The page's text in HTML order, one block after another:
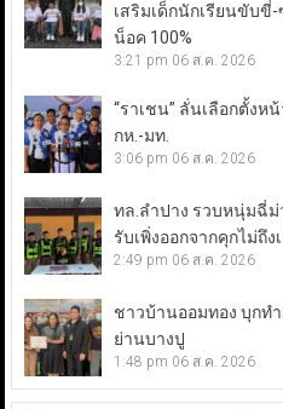
เสริมเด็กนักเรียนขับขี่
น็อค 100%
3:21 pm 06 ส.ค. 2026
“ราเชน” ลั่นเลือกตั้งห
กห.-มท.
3:06 pm 06 ส.ค. 2026
ทล.ลำปาง รวบหนุ่มฉี่ม่
รับเพิ่งออกจากคุกไม่ถึง
2:49 pm 06 ส.ค. 2026
ชาวบ้านออมทอง บุกท
ย่านบางปู
1:48 pm 06 ส.ค. 2026